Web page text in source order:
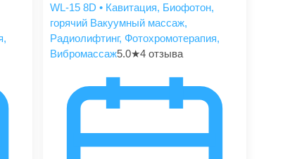
WL-15 8D • Кавитация, Биофотон,
горячий Вакуумный массаж,
Радиолифтинг, Фотохромотерапия,
Вибромассаж5.0★4 отзыва